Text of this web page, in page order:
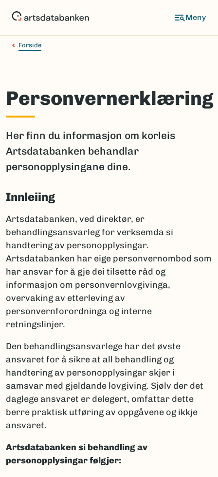
Forside
Personvernerklæring
Her finn du informasjon om korleis
Artsdatabanken behandlar
personopplysingane dine.
Innleiing
Artsdatabanken, ved direktør, er
behandlingsansvarleg for verksemda si
handtering av personopplysingar.
Artsdatabanken har eige personvernombod som
har ansvar for å gje dei tilsette råd og
informasjon om personvernlovgivinga,
overvaking av etterleving av
personvernforordninga og interne
retningslinjer.
Den behandlingsansvarlege har det øvste
ansvaret for å sikre at all behandling og
handtering av personopplysingar skjer i
samsvar med gjeldande lovgiving. Sjølv der det
daglege ansvaret er delegert, omfattar dette
berre praktisk utføring av oppgåvene og ikkje
ansvaret.
Artsdatabanken si behandling av
personopplysingar følgjer: